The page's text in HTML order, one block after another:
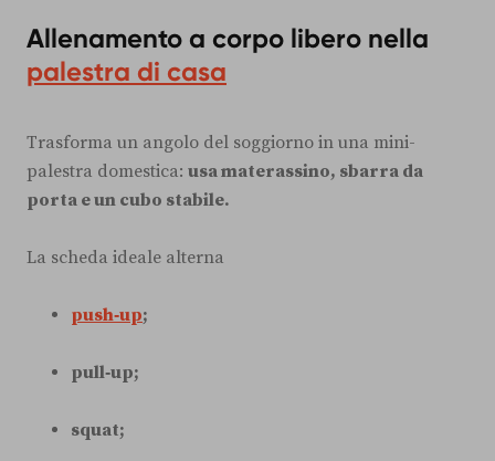
Allenamento a corpo libero nella
palestra di casa
Trasforma un angolo del soggiorno in una mini-
palestra domestica: usa materassino, sbarra da
porta e un cubo stabile.
La scheda ideale alterna
push‑up;
pull‑up;
squat;